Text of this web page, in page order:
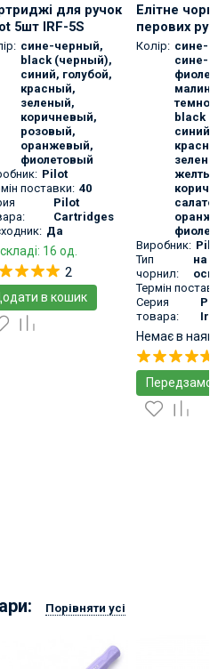
для ручок
5шт IRF-5S
сине-черный,
black (черный),
синий, голубой,
красный,
зеленый,
коричневый,
розовый,
оранжевый,
фиолетовый
Pilot
поставки: 40
Pilot
Cartridges
Да
16 од.
2
в кошик
Елітне
перових
Pilot
Колір: сине-
сине-
темно-
black
синий
Виробник:
Тип
чорнил:
на
Термін
Серия
товара:
Немає в
Порівняти усі